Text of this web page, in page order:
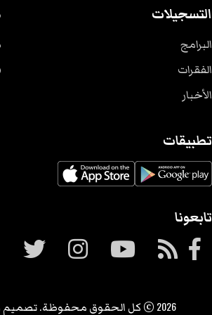
التسجيلات
البرامج
الفقرات
الأخبار
تطبيقات
تابعونا
2026 © كل الحقوق محفوظة. تصميم